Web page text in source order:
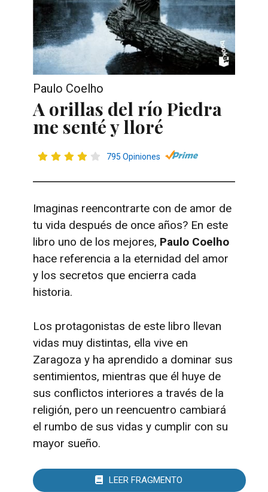
Paulo Coelho
A orillas del río Piedra
me senté y lloré
795 Opiniones
Imaginas reencontrarte con de amor de
tu vida después de once años? En este
libro uno de los mejores, Paulo Coelho
hace referencia a la eternidad del amor
y los secretos que encierra cada
historia.
Los protagonistas de este libro llevan
vidas muy distintas, ella vive en
Zaragoza y ha aprendido a dominar sus
sentimientos, mientras que él huye de
sus conflictos interiores a través de la
religión, pero un reencuentro cambiará
el rumbo de sus vidas y cumplir con su
mayor sueño.
LEER FRAGMENTO